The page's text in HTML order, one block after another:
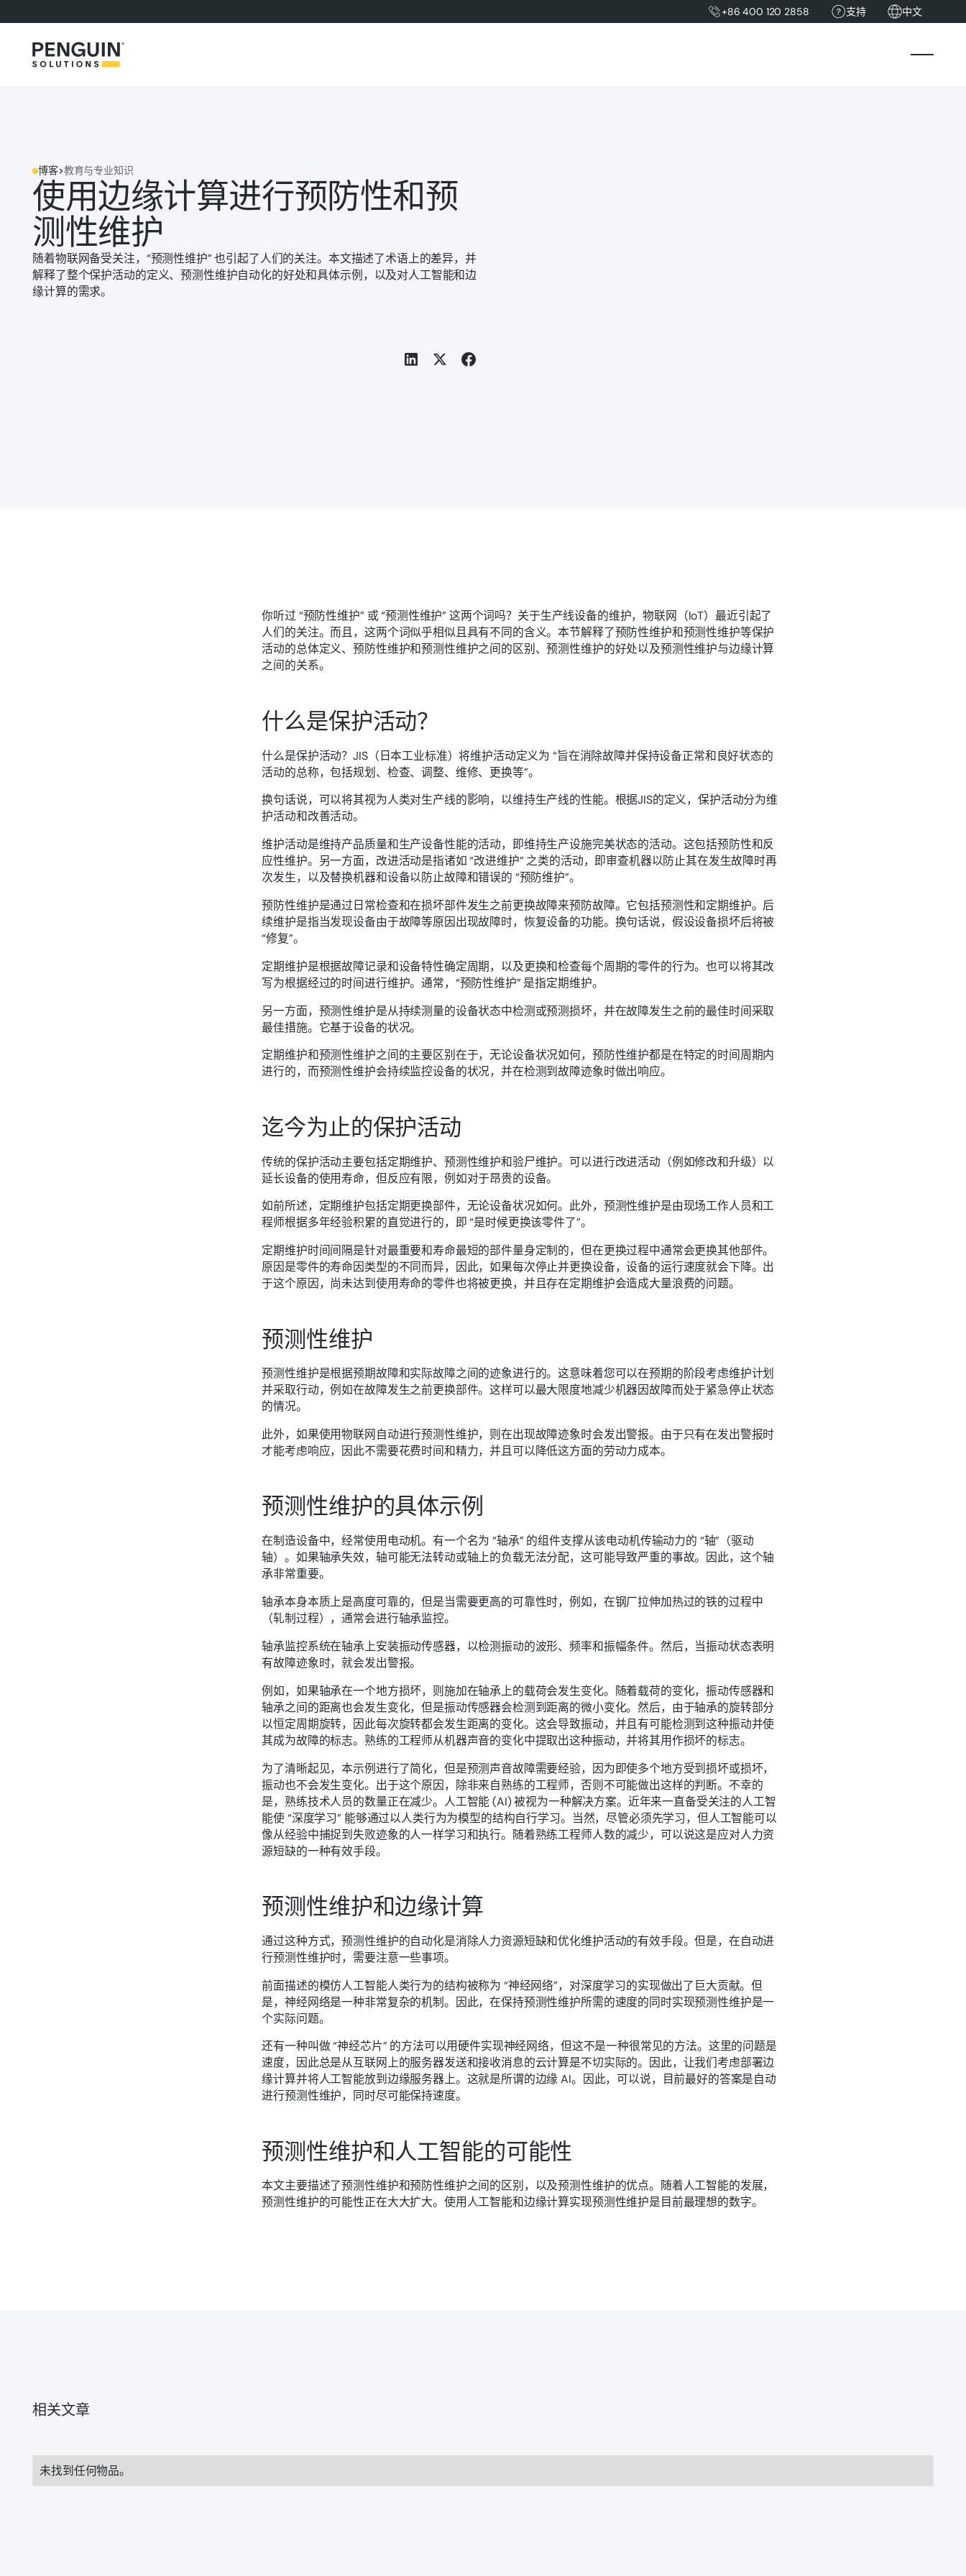
+86 400 120 2858 支持 中文
博客>教育与专业知识
使用边缘计算进行预防性和预
测性维护
随着物联网备受关注，“预测性维护” 也引起了人们的关注。本文描述了术语上的差异，并
解释了整个保护活动的定义、预测性维护自动化的好处和具体示例，以及对人工智能和边
缘计算的需求。
你听过 “预防性维护” 或 “预测性维护” 这两个词吗？关于生产线设备的维护，物联网（IoT）最近引起了
人们的关注。而且，这两个词似乎相似且具有不同的含义。本节解释了预防性维护和预测性维护等保护
活动的总体定义、预防性维护和预测性维护之间的区别、预测性维护的好处以及预测性维护与边缘计算
之间的关系。
什么是保护活动？
什么是保护活动？JIS（日本工业标准）将维护活动定义为 “旨在消除故障并保持设备正常和良好状态的
活动的总称，包括规划、检查、调整、维修、更换等”。
换句话说，可以将其视为人类对生产线的影响，以维持生产线的性能。根据JIS的定义，保护活动分为维
护活动和改善活动。
维护活动是维持产品质量和生产设备性能的活动，即维持生产设施完美状态的活动。这包括预防性和反
应性维护。另一方面，改进活动是指诸如 “改进维护” 之类的活动，即审查机器以防止其在发生故障时再
次发生，以及替换机器和设备以防止故障和错误的 “预防维护”。
预防性维护是通过日常检查和在损坏部件发生之前更换故障来预防故障。它包括预测性和定期维护。后
续维护是指当发现设备由于故障等原因出现故障时，恢复设备的功能。换句话说，假设设备损坏后将被
“修复”。
定期维护是根据故障记录和设备特性确定周期，以及更换和检查每个周期的零件的行为。也可以将其改
写为根据经过的时间进行维护。通常，“预防性维护” 是指定期维护。
另一方面，预测性维护是从持续测量的设备状态中检测或预测损坏，并在故障发生之前的最佳时间采取
最佳措施。它基于设备的状况。
定期维护和预测性维护之间的主要区别在于，无论设备状况如何，预防性维护都是在特定的时间周期内
进行的，而预测性维护会持续监控设备的状况，并在检测到故障迹象时做出响应。
迄今为止的保护活动
传统的保护活动主要包括定期维护、预测性维护和验尸维护。可以进行改进活动（例如修改和升级）以
延长设备的使用寿命，但反应有限，例如对于昂贵的设备。
如前所述，定期维护包括定期更换部件，无论设备状况如何。此外，预测性维护是由现场工作人员和工
程师根据多年经验积累的直觉进行的，即 “是时候更换该零件了”。
定期维护时间间隔是针对最重要和寿命最短的部件量身定制的，但在更换过程中通常会更换其他部件。
原因是零件的寿命因类型的不同而异，因此，如果每次停止并更换设备，设备的运行速度就会下降。出
于这个原因，尚未达到使用寿命的零件也将被更换，并且存在定期维护会造成大量浪费的问题。
预测性维护
预测性维护是根据预期故障和实际故障之间的迹象进行的。这意味着您可以在预期的阶段考虑维护计划
并采取行动，例如在故障发生之前更换部件。这样可以最大限度地减少机器因故障而处于紧急停止状态
的情况。
此外，如果使用物联网自动进行预测性维护，则在出现故障迹象时会发出警报。由于只有在发出警报时
才能考虑响应，因此不需要花费时间和精力，并且可以降低这方面的劳动力成本。
预测性维护的具体示例
在制造设备中，经常使用电动机。有一个名为 “轴承” 的组件支撑从该电动机传输动力的 “轴”（驱动
轴）。如果轴承失效，轴可能无法转动或轴上的负载无法分配，这可能导致严重的事故。因此，这个轴
承非常重要。
轴承本身本质上是高度可靠的，但是当需要更高的可靠性时，例如，在钢厂拉伸加热过的铁的过程中
（轧制过程），通常会进行轴承监控。
轴承监控系统在轴承上安装振动传感器，以检测振动的波形、频率和振幅条件。然后，当振动状态表明
有故障迹象时，就会发出警报。
例如，如果轴承在一个地方损坏，则施加在轴承上的载荷会发生变化。随着载荷的变化，振动传感器和
轴承之间的距离也会发生变化，但是振动传感器会检测到距离的微小变化。然后，由于轴承的旋转部分
以恒定周期旋转，因此每次旋转都会发生距离的变化。这会导致振动，并且有可能检测到这种振动并使
其成为故障的标志。熟练的工程师从机器声音的变化中提取出这种振动，并将其用作损坏的标志。
为了清晰起见，本示例进行了简化，但是预测声音故障需要经验，因为即使多个地方受到损坏或损坏，
振动也不会发生变化。出于这个原因，除非来自熟练的工程师，否则不可能做出这样的判断。不幸的
是，熟练技术人员的数量正在减少。人工智能 (AI) 被视为一种解决方案。近年来一直备受关注的人工智
能使 “深度学习” 能够通过以人类行为为模型的结构自行学习。当然，尽管必须先学习，但人工智能可以
像从经验中捕捉到失败迹象的人一样学习和执行。随着熟练工程师人数的减少，可以说这是应对人力资
源短缺的一种有效手段。
预测性维护和边缘计算
通过这种方式，预测性维护的自动化是消除人力资源短缺和优化维护活动的有效手段。但是，在自动进
行预测性维护时，需要注意一些事项。
前面描述的模仿人工智能人类行为的结构被称为 “神经网络”，对深度学习的实现做出了巨大贡献。但
是，神经网络是一种非常复杂的机制。因此，在保持预测性维护所需的速度的同时实现预测性维护是一
个实际问题。
还有一种叫做 “神经芯片” 的方法可以用硬件实现神经网络，但这不是一种很常见的方法。这里的问题是
速度，因此总是从互联网上的服务器发送和接收消息的云计算是不切实际的。因此，让我们考虑部署边
缘计算并将人工智能放到边缘服务器上。这就是所谓的边缘 AI。因此，可以说，目前最好的答案是自动
进行预测性维护，同时尽可能保持速度。
预测性维护和人工智能的可能性
本文主要描述了预测性维护和预防性维护之间的区别，以及预测性维护的优点。随着人工智能的发展，
预测性维护的可能性正在大大扩大。使用人工智能和边缘计算实现预测性维护是目前最理想的数字。
相关文章
未找到任何物品。